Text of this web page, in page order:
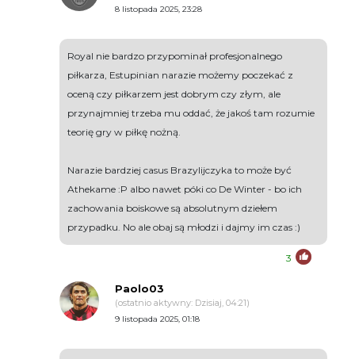
8 listopada 2025, 23:28
Royal nie bardzo przypominał profesjonalnego
piłkarza, Estupinian narazie możemy poczekać z
oceną czy piłkarzem jest dobrym czy złym, ale
przynajmniej trzeba mu oddać, że jakoś tam rozumie
teorię gry w piłkę nożną.
Narazie bardziej casus Brazylijczyka to może być
Athekame :P albo nawet póki co De Winter - bo ich
zachowania boiskowe są absolutnym dziełem
przypadku. No ale obaj są młodzi i dajmy im czas :)
3
Paolo03
(ostatnio aktywny: Dzisiaj, 04:21)
9 listopada 2025, 01:18